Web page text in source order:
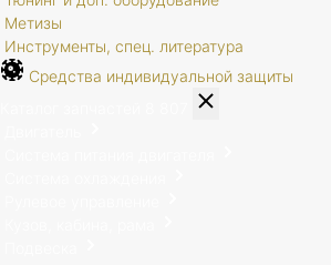
Метизы
Инструменты, спец. литература
Средства индивидуальной защиты